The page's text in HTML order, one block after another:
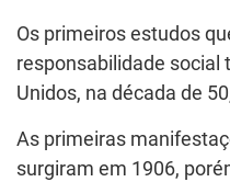
Os primeiros estudos
responsabilidade social
Unidos, na década de
As primeiras
surgiram em 1906,